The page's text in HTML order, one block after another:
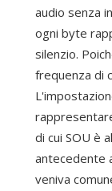
audio senza
ogni byte
silenzio.
frequenza di
di cui SOU è
antecedente
veniva